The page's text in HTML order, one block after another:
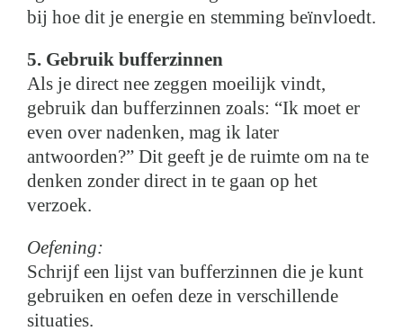
bij hoe dit je energie en stemming beïnvloedt.
5. Gebruik bufferzinnen
Als je direct nee zeggen moeilijk vindt,
gebruik dan bufferzinnen zoals: “Ik moet er
even over nadenken, mag ik later
antwoorden?” Dit geeft je de ruimte om na te
denken zonder direct in te gaan op het
verzoek.
Oefening:
Schrijf een lijst van bufferzinnen die je kunt
gebruiken en oefen deze in verschillende
situaties.